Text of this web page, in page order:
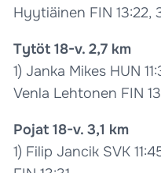
Hyytiäinen FIN 13:22,
Tytöt 18-v. 2,7 km
1) Janka Mikes HUN
Venla Lehtonen FIN
Pojat 18-v. 3,1 km
1) Filip Jancik SVK